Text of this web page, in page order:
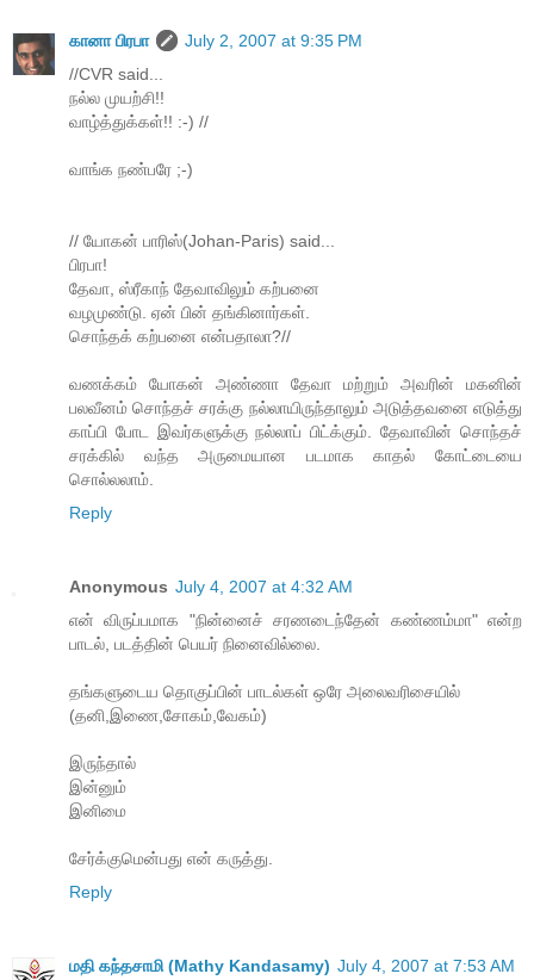
கானா பிரபா
July 2, 2007 at 9:35 PM
//CVR said...
நல்ல முயற்சி!!
வாழ்த்துக்கள்!! :-) //
வாங்க நண்பரே ;-)
// யோகன் பாரிஸ்(Johan-Paris) said...
பிரபா!
தேவா, ஸ்ரீகாந் தேவாவிலும் கற்பனை
வழமுண்டு. ஏன் பின் தங்கினார்கள்.
சொந்தக் கற்பனை என்பதாலா?//
வணக்கம் யோகன் அண்ணா தேவா மற்றும் அவரின் மகனின்
பலவீனம் சொந்தச் சரக்கு நல்லாயிருந்தாலும் அடுத்தவனை எடுத்து
காப்பி போட இவர்களுக்கு நல்லாப் பிட்க்கும். தேவாவின் சொந்தச்
சரக்கில் வந்த அருமையான படமாக காதல் கோட்டையை
சொல்லலாம்.
Reply
Anonymous July 4, 2007 at 4:32 AM
என் விருப்பமாக "நின்னைச் சரணடைந்தேன் கண்ணம்மா" என்ற
பாடல், படத்தின் பெயர் நினைவில்லை.
தங்களுடைய தொகுப்பின் பாடல்கள் ஒரே அலைவரிசையில்
(தனி,இணை,சோகம்,வேகம்)
இருந்தால்
இன்னும்
இனிமை
சேர்க்குமென்பது என் கருத்து.
Reply
மதி கந்தசாமி (Mathy Kandasamy) July 4, 2007 at 7:53 AM